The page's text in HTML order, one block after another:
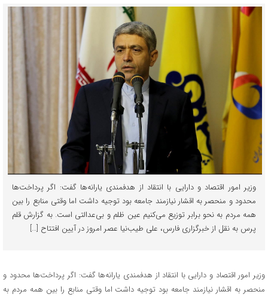
وزیر امور اقتصاد و دارایی با انتقاد از هدفمندی یارانه‌ها گفت: اگر پرداخت‌ها
محدود و منحصر به اقشار نیازمند جامعه بود توجیه داشت اما وقتی منابع را بین
همه مردم به نحو برابر توزیع می‌کنیم عین ظلم و بی‌عدالتی است. به گزارش قلم
پرس به نقل از خبرگزاری فارس، علی طیب‌نیا عصر امروز در آیین افتتاح […]
وزیر امور اقتصاد و دارایی با انتقاد از هدفمندی یارانه‌ها گفت: اگر پرداخت‌ها محدود و
منحصر به اقشار نیازمند جامعه بود توجیه داشت اما وقتی منابع را بین همه مردم به